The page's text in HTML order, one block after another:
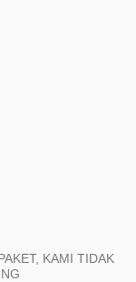
KAMI TIDAK